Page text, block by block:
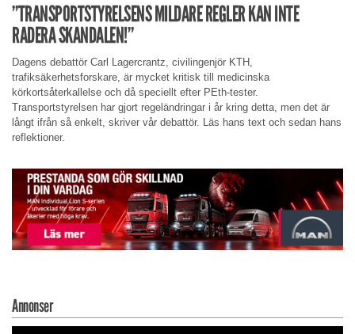
”TRANSPORTSTYRELSENS MILDARE REGLER KAN INTE
RADERA SKANDALEN!”
Dagens debattör Carl Lagercrantz, civilingenjör KTH,
trafiksäkerhetsforskare, är mycket kritisk till medicinska
körkortsåterkallelse och då speciellt efter PEth-tester.
Transportstyrelsen har gjort regeländringar i år kring detta, men det är
långt ifrån så enkelt, skriver vår debattör. Läs hans text och sedan hans
reflektioner.
Annonser